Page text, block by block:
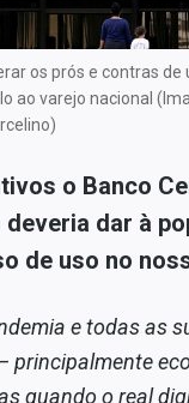
os prós e contras de
ao varejo nacional
o Banco
dar à
de uso no
e todas as
principalmente
quando o real